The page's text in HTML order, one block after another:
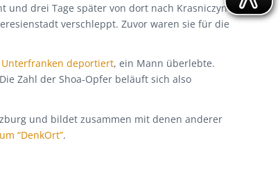
und drei Tage später von dort nach Krasniczyn
verschleppt. Zuvor waren sie für die
deportiert, ein Mann überlebte.
Zahl der Shoa-Opfer beläuft sich also
und bildet zusammen mit denen anderer
“DenkOrt”.